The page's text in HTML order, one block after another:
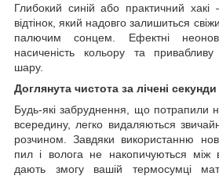
Глибокий синій або практичний
відтінок, який надовго залишиться
палючим сонцем. Ефектні неонові
насиченість кольору та привабливу
шару.
Доглянута чистота за лічені секунди
Будь-які забруднення, що потрапили
всередину, легко видаляються
розчином. Завдяки використанню
пил і волога не накопичуються між
дають змогу вашій термосумці